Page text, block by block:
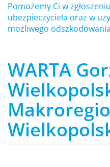
Pomożemy Ci w
ubezpieczyciela oraz w
możliwego
WARTA